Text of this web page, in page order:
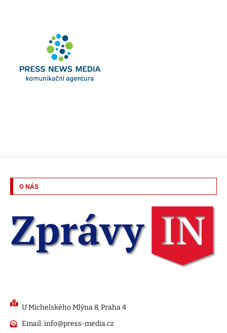
O NÁS
U Michelského Mlýna 8, Praha 4
Email: info@press-media.cz